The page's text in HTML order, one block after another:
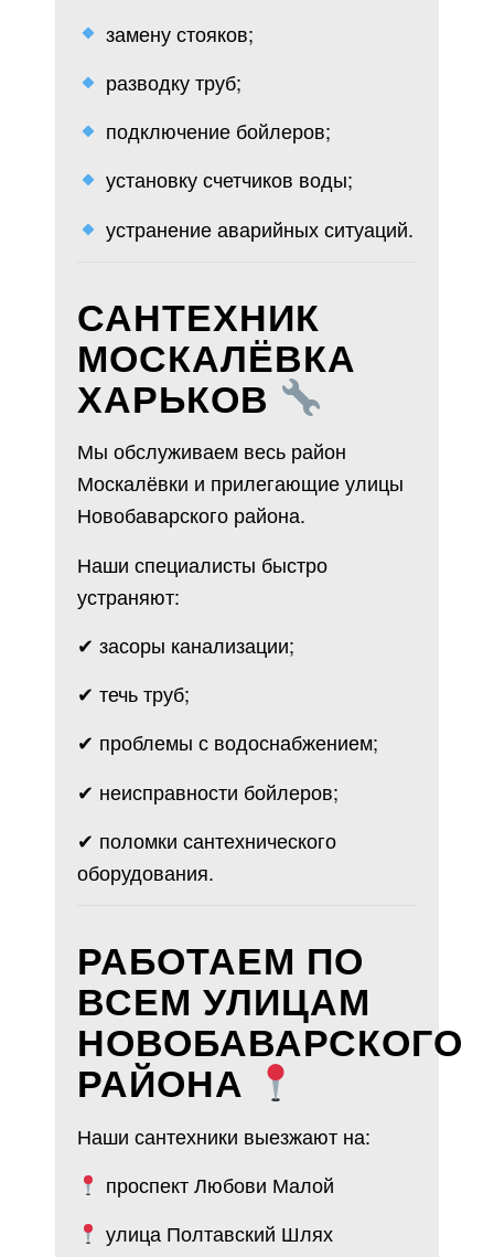
замену стояков;
разводку труб;
подключение бойлеров;
установку счетчиков воды;
устранение аварийных ситуаций.
САНТЕХНИК
МОСКАЛЁВКА
ХАРЬКОВ
Мы обслуживаем весь район
Москалёвки и прилегающие улицы
Новобаварского района.
Наши специалисты быстро
устраняют:
✔ засоры канализации;
✔ течь труб;
✔ проблемы с водоснабжением;
✔ неисправности бойлеров;
✔ поломки сантехнического
оборудования.
РАБОТАЕМ ПО
ВСЕМ УЛИЦАМ
НОВОБАВАРСКОГО
РАЙОНА
Наши сантехники выезжают на:
проспект Любови Малой
улица Полтавский Шлях